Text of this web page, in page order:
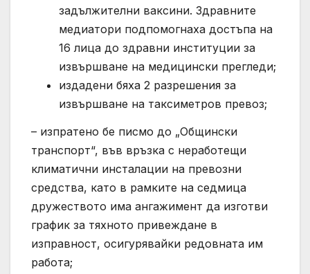
задължителни ваксини. Здравните
медиатори подпомогнаха достъпа на
16 лица до здравни институции за
извършване на медицински прегледи;
издадени бяха 2 разрешения за
извършване на таксиметров превоз;
– изпратено бе писмо до „Общински
транспорт“, във връзка с неработещи
климатични инсталации на превозни
средства, като в рамките на седмица
дружеството има ангажимент да изготви
график за тяхното привеждане в
изправност, осигурявайки редовната им
работа;